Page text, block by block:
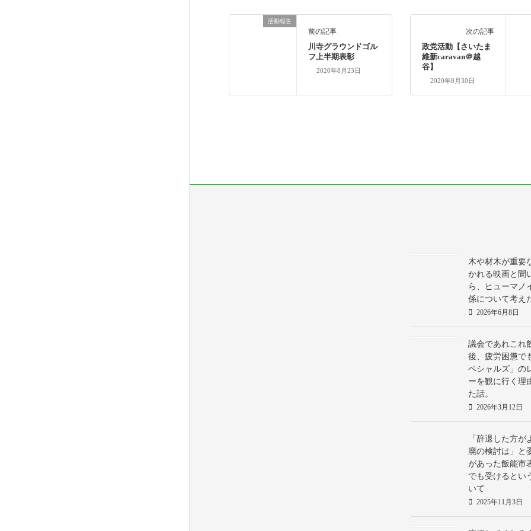
活動報告
前の記事
川寺グラウンドゴル
フ上半期表彰
2020年8月23日
次の記事
政党活動【さいたま
維新caravan＠越
谷】
2020年8月30日
木や材木が重要
かれる映画と聞
ら、ヒューマノ
係について考え
2026年6月8日
議会であれこれ
後、疲労困憊で
ペシャルズ」の
ーを観に行く理
た話。
2026年3月12日
「辞退した方が
廃の検討は」と
があった飯能市
でも受けるとい
いて
2025年11月3日